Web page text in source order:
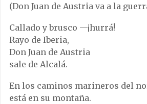
(Don Juan de Austria va a la
Callado y brusco —¡hurrá!
Rayo de Iberia,
Don Juan de Austria
sale de Alcalá.
En los caminos marineros del
está en su montaña.